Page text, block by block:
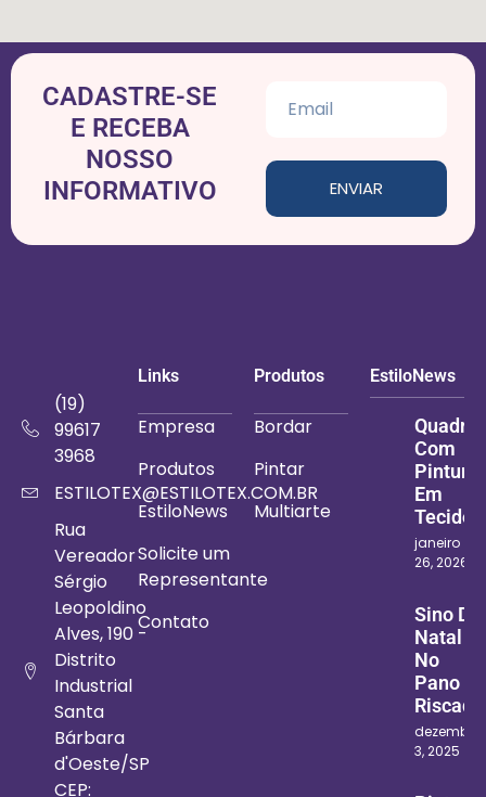
CADASTRE-SE
E RECEBA
NOSSO
INFORMATIVO
ENVIAR
(19)
99617
3968
ESTILOTEX@ESTILOTEX.COM.BR
Rua
Vereador
Sérgio
Leopoldino
Alves, 190 -
Distrito
Industrial
Santa
Bárbara
d'Oeste/SP
CEP:
Links
Empresa
Produtos
EstiloNews
Solicite um
Representante
Contato
Produtos
Bordar
Pintar
Multiarte
EstiloNews
Quadro
Com
Pintura
Em
Tecido
janeiro
26, 2026
Sino De
Natal
No
Pano
Riscado
dezembro
3, 2025